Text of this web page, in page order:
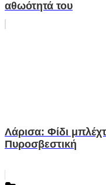
αθωότητά του
Λάρισα: Φίδι
Πυροσβεστική